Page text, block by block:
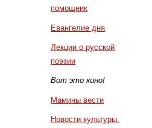
помощник
Евангелие дня
Лекции о русской
поэзии
Вот это кино!
Мамины вести
Новости культуры.